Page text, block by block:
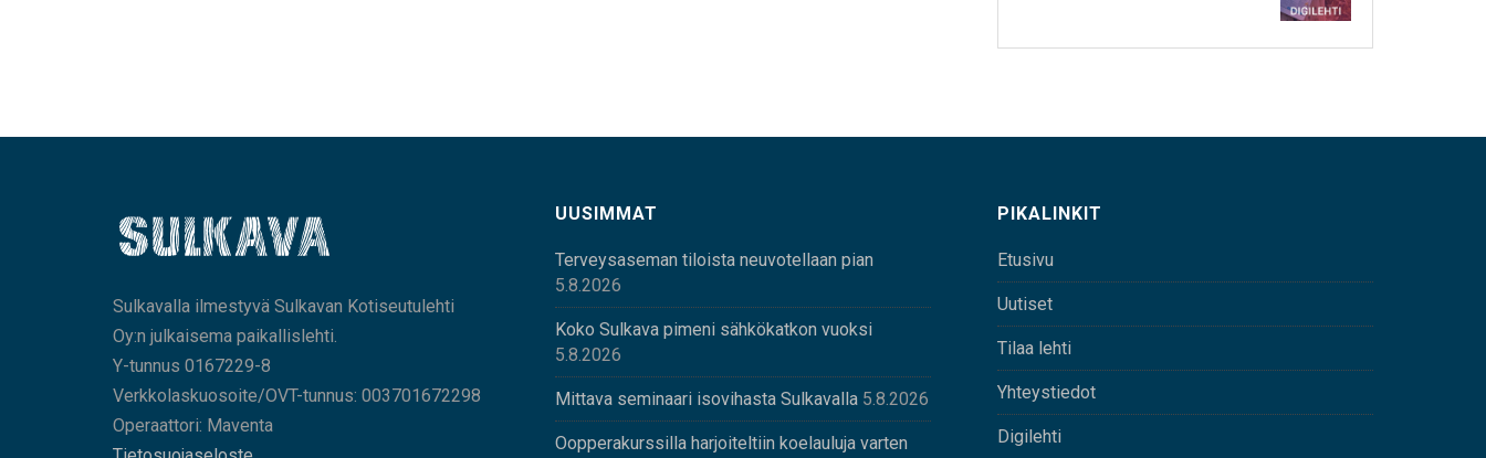
Sulkavalla ilmestyvä Sulkavan Kotiseutulehti
Oy:n julkaisema paikallislehti.
Y-tunnus 0167229-8
Verkkolaskuosoite/OVT-tunnus: 003701672298
Operaattori: Maventa
UUSIMMAT
Terveysaseman tiloista neuvotellaan pian
5.8.2026
Koko Sulkava pimeni sähkökatkon vuoksi
5.8.2026
Mittava seminaari isovihasta Sulkavalla 5.8.2026
Oopperakurssilla harjoiteltiin koelauluja varten
PIKALINKIT
Etusivu
Uutiset
Tilaa lehti
Yhteystiedot
Digilehti